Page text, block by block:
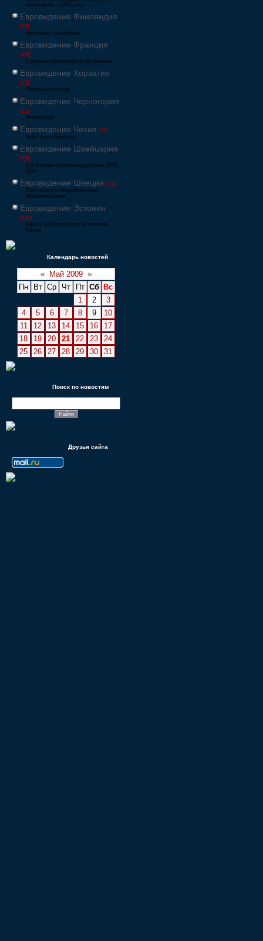
починаючи з 1956 року
Евровидение Финляндия
[33]
Eurovision laulukilpailu
Евровидение Франция
[49]
Concours Eurovision de la chanson
Евровидение Хорватия
[22]
Pjesma Eurovizije
Евровидение Черногория
[21]
Montevizija
Евровидение Чехия [26]
Velká cena Eurovize
Евровидение Швейцария
[35]
Die Grosse Entscheidungsshow SRG
SSR
Евровидение Швеция [48]
Eurovisionsschlagerfestivalen
Melodifestivalen
Евровидение Эстония
[226]
Eesti Laul Eurovisioon Эстонская
Песня
Календарь новостей
« Май 2009 »
Пн
Вт Ср Чт Пт Сб
Вс
1
2
3
4
5 6 7 8 9
10
11
12 13 14 15 16
17
18
19 20 21 22 23
24
25
26 27 28 29 30 31
Поиск по новостям
Друзья сайта